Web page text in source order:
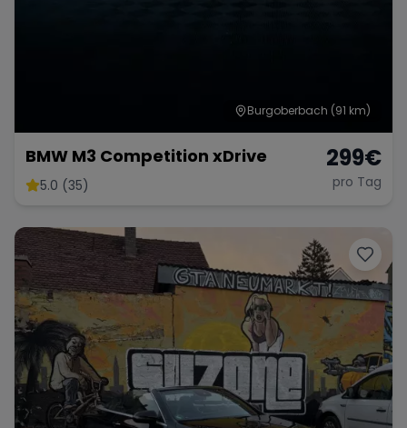
Burgoberbach (91 km)
BMW M3 Competition xDrive
5.0 (35)
299€
pro Tag